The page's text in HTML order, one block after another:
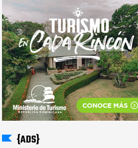
{ADS}